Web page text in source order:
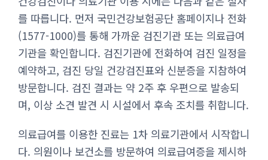
를 따릅니다. 먼저 국민건강보험공단 홈페이지나 전화
(1577-1000)를 통해 가까운 검진기관 또는 의료급여
기관을 확인합니다. 검진기관에 전화하여 검진 일정을
예약하고, 검진 당일 건강검진표와 신분증을 지참하여
방문합니다. 검진 결과는 약 2주 후 우편으로 발송되
며, 이상 소견 발견 시 시설에서 후속 조치를 취합니다.
의료급여를 이용한 진료는 1차 의료기관에서 시작합니
다. 의원이나 보건소를 방문하여 의료급여증을 제시하